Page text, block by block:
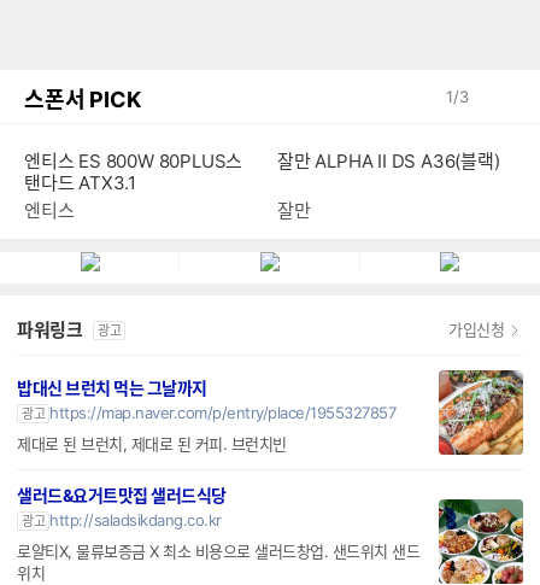
스폰서 PICK 1/3
엔티스 ES 800W 80PLUS스
탠다드 ATX3.1
엔티스
잘만 ALPHA II DS A36(블랙)
잘만
파워링크 광고 가입신청
밥대신 브런치 먹는 그날까지
광고 https://map.naver.com/p/entry/place/1955327857
제대로 된 브런치, 제대로 된 커피. 브런치빈
샐러드&요거트맛집 샐러드식당
광고 http://saladsikdang.co.kr
로얄티X, 물류보증금 X 최소 비용으로 샐러드창업. 샌드위치 샌드
위치